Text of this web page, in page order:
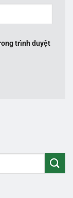
trình duyệt